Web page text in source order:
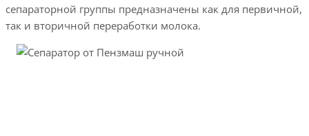
сепараторной группы предназначены как для первичной,
так и вторичной переработки молока.